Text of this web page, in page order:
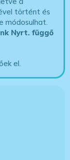
történt és
módosulhat.
Nyrt. függő
el.